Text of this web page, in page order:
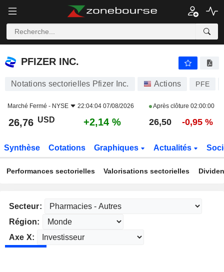
PFIZER INC.
PFIZER INC.
Notations sectorielles Pfizer Inc. Actions PFE
Marché Fermé - NYSE 22:04:04 07/08/2026 Après clôture 02:00:00
26,76 USD +2,14 % 26,50 -0,95 %
Synthèse Cotations Graphiques Actualités
Performances sectorielles Valorisations sectorielles
Secteur:
Région:
Axe X: